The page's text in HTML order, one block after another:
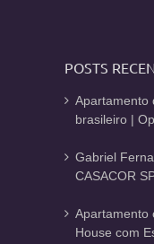
POSTS
Apartamento
brasileiro |
Gabriel
CASACOR
Apartamento
House com